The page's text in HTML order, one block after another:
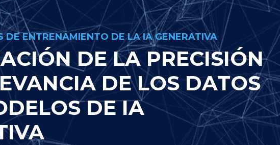
DE ENTRENAMIENTO DE LA IA GENERATIVA
DE LA PRECISIÓN
DE LOS DATOS
DE IA